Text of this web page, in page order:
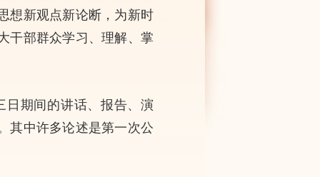
想新观点新论断，为新时
干部群众学习、理解、掌
日期间的讲话、报告、演
其中许多论述是第一次公